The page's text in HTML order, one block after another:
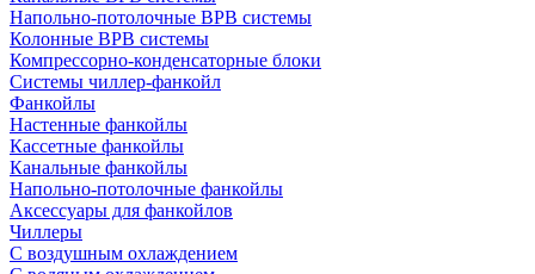
Напольно-потолочные ВРВ системы
Колонные ВРВ системы
Компрессорно-конденсаторные блоки
Системы чиллер-фанкойл
Фанкойлы
Настенные фанкойлы
Кассетные фанкойлы
Канальные фанкойлы
Напольно-потолочные фанкойлы
Аксессуары для фанкойлов
Чиллеры
С воздушным охлаждением